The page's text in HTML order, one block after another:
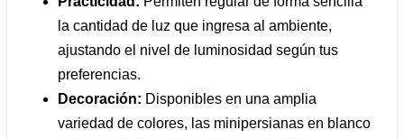
la cantidad de luz que ingresa al ambiente,
ajustando el nivel de luminosidad según tus
preferencias.
Decoración: Disponibles en una amplia
variedad de colores, las minipersianas en blanco